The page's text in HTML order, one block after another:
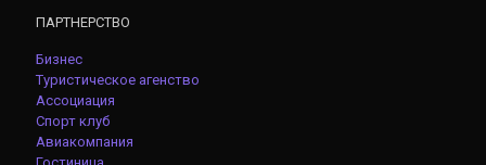
ПАРТНЕРСТВО
Бизнес
Туристическое агенство
Ассоциация
Спорт клуб
Авиакомпания